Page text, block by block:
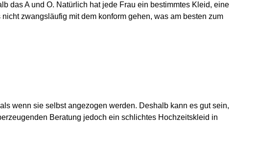
das A und O. Natürlich hat jede Frau ein bestimmtes Kleid, eine
zwangsläufig mit dem konform gehen, was am besten zum
wenn sie selbst angezogen werden. Deshalb kann es gut sein,
Beratung jedoch ein schlichtes Hochzeitskleid in